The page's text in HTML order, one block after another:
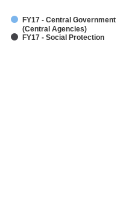
FY17 - Central Government
(Central Agencies)
FY17 - Social Protection